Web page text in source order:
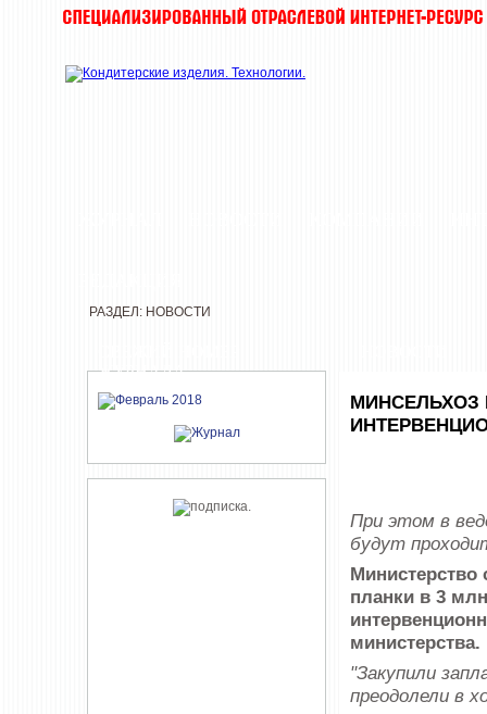
ЖУРНАЛА
РАЗДЕЛ: НОВОСТИ
МИНСЕЛЬХОЗ
При этом в
будут
Министерство
планки в 3
министерства.
"Закупили
преодолели в